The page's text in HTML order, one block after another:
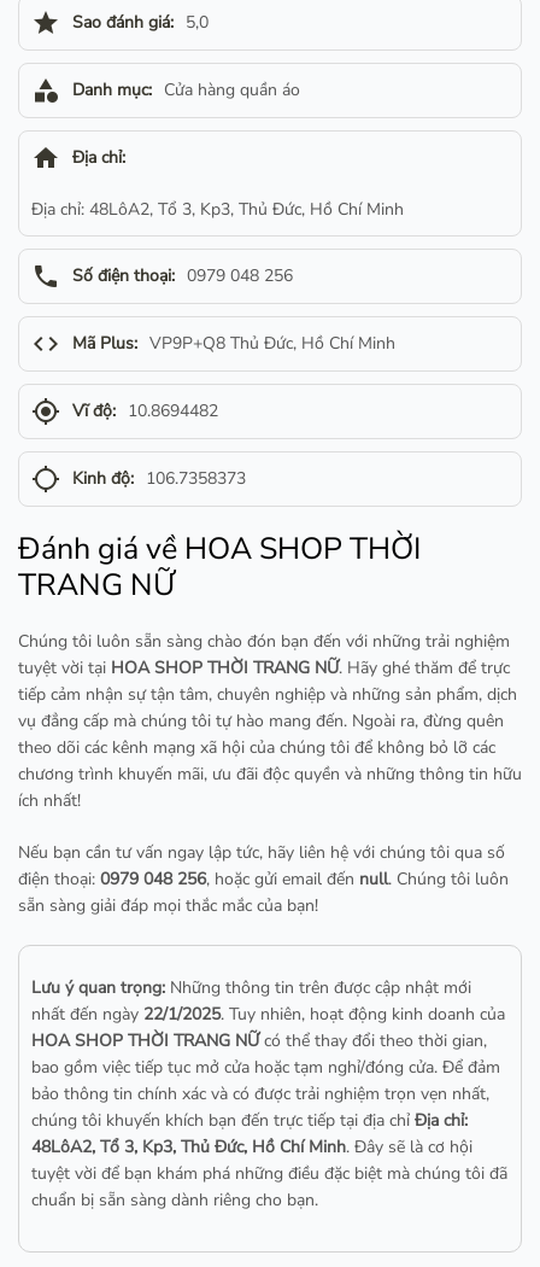
star Sao đánh giá: 5,0
category Danh mục: Cửa hàng quần áo
home Địa chỉ:
Địa chỉ: 48LôA2, Tổ 3, Kp3, Thủ Đức, Hồ Chí Minh
phone Số điện thoại: 0979 048 256
code Mã Plus: VP9P+Q8 Thủ Đức, Hồ Chí Minh
gps_fixed Vĩ độ: 10.8694482
gps_not_fixed Kinh độ: 106.7358373
Đánh giá về HOA SHOP THỜI
TRANG NỮ
Chúng tôi luôn sẵn sàng chào đón bạn đến với những trải nghiệm
tuyệt vời tại HOA SHOP THỜI TRANG NỮ. Hãy ghé thăm để trực
tiếp cảm nhận sự tận tâm, chuyên nghiệp và những sản phẩm, dịch
vụ đẳng cấp mà chúng tôi tự hào mang đến. Ngoài ra, đừng quên
theo dõi các kênh mạng xã hội của chúng tôi để không bỏ lỡ các
chương trình khuyến mãi, ưu đãi độc quyền và những thông tin hữu
ích nhất!
Nếu bạn cần tư vấn ngay lập tức, hãy liên hệ với chúng tôi qua số
điện thoại: 0979 048 256, hoặc gửi email đến null. Chúng tôi luôn
sẵn sàng giải đáp mọi thắc mắc của bạn!
Lưu ý quan trọng: Những thông tin trên được cập nhật mới
nhất đến ngày 22/1/2025. Tuy nhiên, hoạt động kinh doanh của
HOA SHOP THỜI TRANG NỮcó thể thay đổi theo thời gian,
bao gồm việc tiếp tục mở cửa hoặc tạm nghỉ/đóng cửa. Để đảm
bảo thông tin chính xác và có được trải nghiệm trọn vẹn nhất,
chúng tôi khuyến khích bạn đến trực tiếp tại địa chỉ Địa chỉ:
48LôA2, Tổ 3, Kp3, Thủ Đức, Hồ Chí Minh. Đây sẽ là cơ hội
tuyệt vời để bạn khám phá những điều đặc biệt mà chúng tôi đã
chuẩn bị sẵn sàng dành riêng cho bạn.